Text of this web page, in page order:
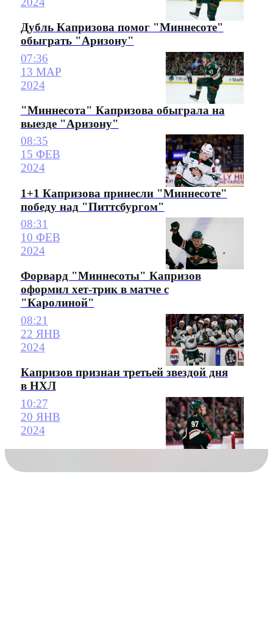
Дубль Капризова помог "Миннесоте"
обыграть "Аризону"
07:36
13 МАР
2024
"Миннесота" Капризова обыграла на
выезде "Аризону"
08:35
15 ФЕВ
2024
1+1 Капризова принесли "Миннесоте"
победу над "Питтсбургом"
08:31
10 ФЕВ
2024
Форвард "Миннесоты" Капризов
оформил хет-трик в матче с
"Каролиной"
08:21
22 ЯНВ
2024
Капризов признан третьей звездой дня
в НХЛ
10:27
20 ЯНВ
2024